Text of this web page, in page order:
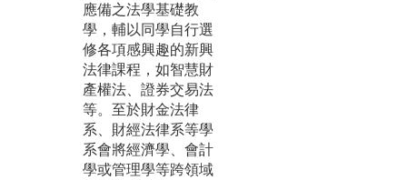
應備之法學基礎教
學，輔以同學自行選
修各項感興趣的新興
法律課程，如智慧財
產權法、證券交易法
等。至於財金法律
系、財經法律系等學
系會將經濟學、會計
學或管理學等跨領域